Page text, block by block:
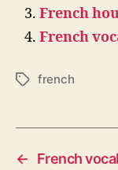
French
French
Tagsfrench
←
French